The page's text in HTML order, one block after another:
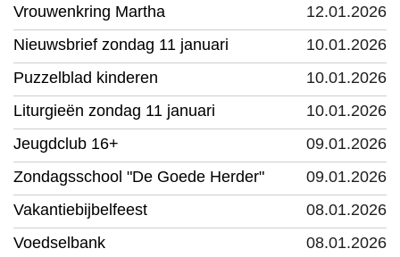
12.01.2026
Vrouwenkring Martha
10.01.2026
Nieuwsbrief zondag 11 januari
10.01.2026
Puzzelblad kinderen
10.01.2026
Liturgieën zondag 11 januari
09.01.2026
Jeugdclub 16+
09.01.2026
Zondagsschool "De Goede Herder"
08.01.2026
Vakantiebijbelfeest
08.01.2026
Voedselbank